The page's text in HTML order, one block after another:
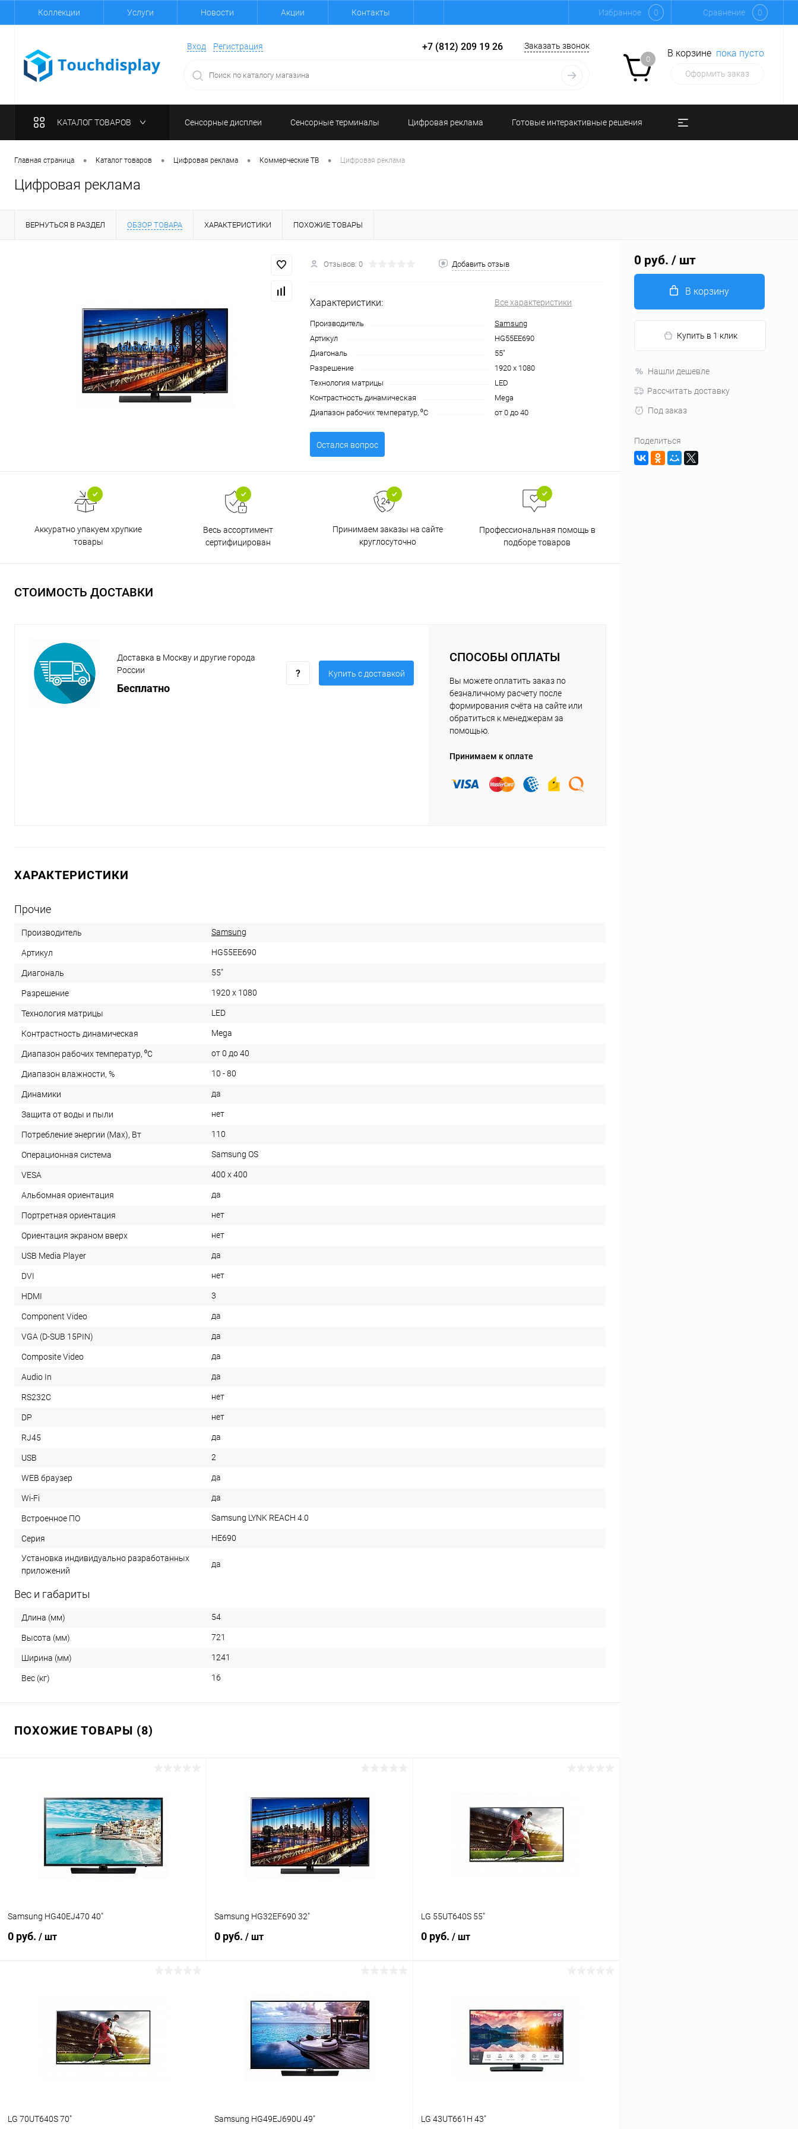
Коллекции Услуги Новости Акции Контакты Избранное 0 Сравнение 0
Вход Регистрация +7 (812) 209 19 26 Заказать звонок
0
В корзине пока пусто
Оформить заказ
КАТАЛОГ ТОВАРОВ Сенсорные дисплеи Сенсорные терминалы Цифровая реклама Готовые интерактивные решения
Главная страница • Каталог товаров • Цифровая реклама • Коммерческие ТВ • Цифровая реклама
Цифровая реклама
ВЕРНУТЬСЯ В РАЗДЕЛ ОБЗОР ТОВАРА ХАРАКТЕРИСТИКИ ПОХОЖИЕ ТОВАРЫ
Отзывов: 0 Добавить отзыв
Характеристики: Все характеристики
Производитель
Samsung
Артикул
HG55EE690
Диагональ
55"
Разрешение
1920 x 1080
Технология матрицы
LED
Контрастность динамическая
Mega
Диапазон рабочих температур, ⁰С
от 0 до 40
Остался вопрос
Аккуратно упакуем хрупкие
товары
Весь ассортимент
сертифицирован
Принимаем заказы на сайте
круглосуточно
Профессиональная помощь в
подборе товаров
СТОИМОСТЬ ДОСТАВКИ
Доставка в Москву и другие города
России
Бесплатно
Купить c доставкой
СПОСОБЫ ОПЛАТЫ
Вы можете оплатить заказ по
безналичному расчету после
формирования счёта на сайте или
обратиться к менеджерам за
помощью.
Принимаем к оплате
ХАРАКТЕРИСТИКИ
Прочие
Производитель Samsung
Артикул HG55EE690
Диагональ 55"
Разрешение 1920 x 1080
Технология матрицы LED
Контрастность динамическая Mega
Диапазон рабочих температур, ⁰С от 0 до 40
Диапазон влажности, % 10 - 80
Динамики да
Защита от воды и пыли нет
Потребление энергии (Max), Вт 110
Операционная система Samsung OS
VESA 400 x 400
Альбомная ориентация да
Портретная ориентация нет
Ориентация экраном вверх нет
USB Media Player да
DVI нет
HDMI 3
Component Video да
VGA (D-SUB 15PIN) да
Composite Video да
Audio In да
RS232С нет
DP нет
RJ45 да
USB 2
WEB браузер да
Wi-Fi да
Встроенное ПО Samsung LYNK REACH 4.0
Серия HE690
Установка индивидуально разработанных
приложений
да
Вес и габариты
Длина (мм) 54
Высота (мм) 721
Ширина (мм) 1241
Вес (кг) 16
ПОХОЖИЕ ТОВАРЫ (8)
Samsung HG40EJ470 40"
0 руб. / шт
Купить в 1 клик Сравнение
В избранное Под заказ
Samsung HG32EF690 32"
0 руб. / шт
Купить в 1 клик Сравнение
В избранное Под заказ
LG 55UT640S 55"
0 руб. / шт
Купить в 1 клик Сравнение
В избранное Под заказ
LG 70UT640S 70" Samsung HG49EJ690U 49" LG 43UT661H 43"
0 руб. / шт
В корзину
Купить в 1 клик
Нашли дешевле
Рассчитать доставку
Под заказ
Поделиться